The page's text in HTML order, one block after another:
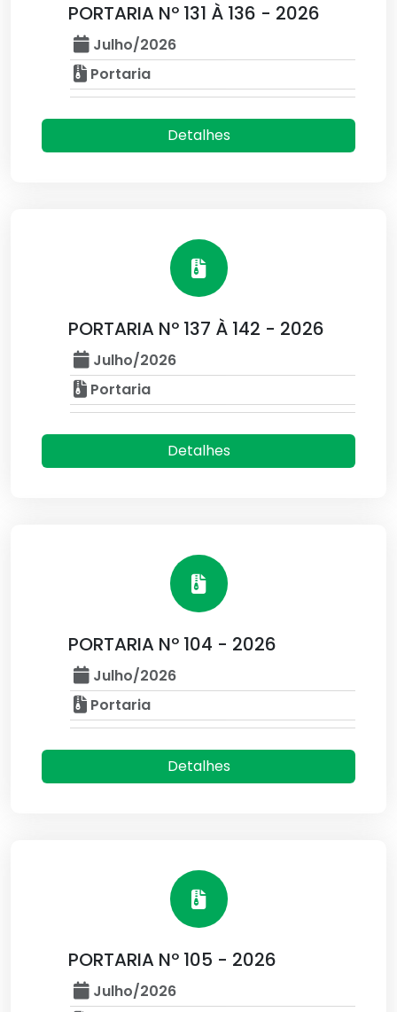
PORTARIA Nº 131 À 136 - 2026
Julho/2026
Portaria
Detalhes
PORTARIA Nº 137 À 142 - 2026
Julho/2026
Portaria
Detalhes
PORTARIA Nº 104 - 2026
Julho/2026
Portaria
Detalhes
PORTARIA Nº 105 - 2026
Julho/2026